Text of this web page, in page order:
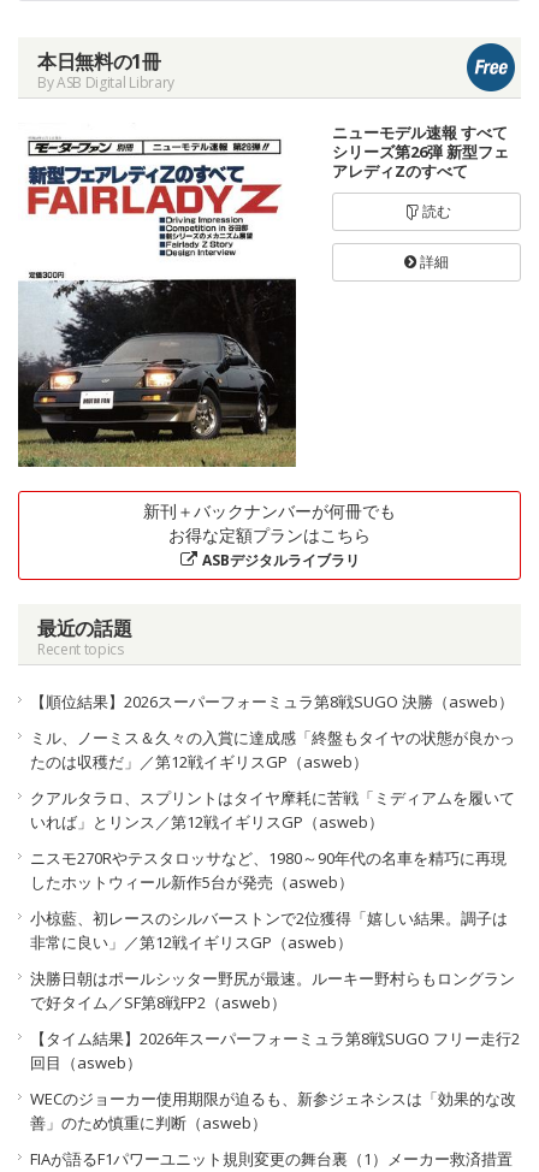
本日無料の1冊
By ASB Digital Library
ニューモデル速報 すべて
シリーズ第26弾 新型フェ
アレディZのすべて
読む
詳細
新刊＋バックナンバーが何冊でも
お得な定額プランはこちら
ASBデジタルライブラリ
最近の話題
Recent topics
【順位結果】2026スーパーフォーミュラ第8戦SUGO 決勝（asweb）
ミル、ノーミス＆久々の入賞に達成感「終盤もタイヤの状態が良かっ
たのは収穫だ」／第12戦イギリスGP（asweb）
クアルタラロ、スプリントはタイヤ摩耗に苦戦「ミディアムを履いて
いれば」とリンス／第12戦イギリスGP（asweb）
ニスモ270Rやテスタロッサなど、1980～90年代の名車を精巧に再現
したホットウィール新作5台が発売（asweb）
小椋藍、初レースのシルバーストンで2位獲得「嬉しい結果。調子は
非常に良い」／第12戦イギリスGP（asweb）
決勝日朝はポールシッター野尻が最速。ルーキー野村らもロングラン
で好タイム／SF第8戦FP2（asweb）
【タイム結果】2026年スーパーフォーミュラ第8戦SUGO フリー走行2
回目（asweb）
WECのジョーカー使用期限が迫るも、新参ジェネシスは「効果的な改
善」のため慎重に判断（asweb）
FIAが語るF1パワーユニット規則変更の舞台裏（1）メーカー救済措置